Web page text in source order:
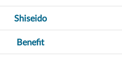
Shiseido
Benefit